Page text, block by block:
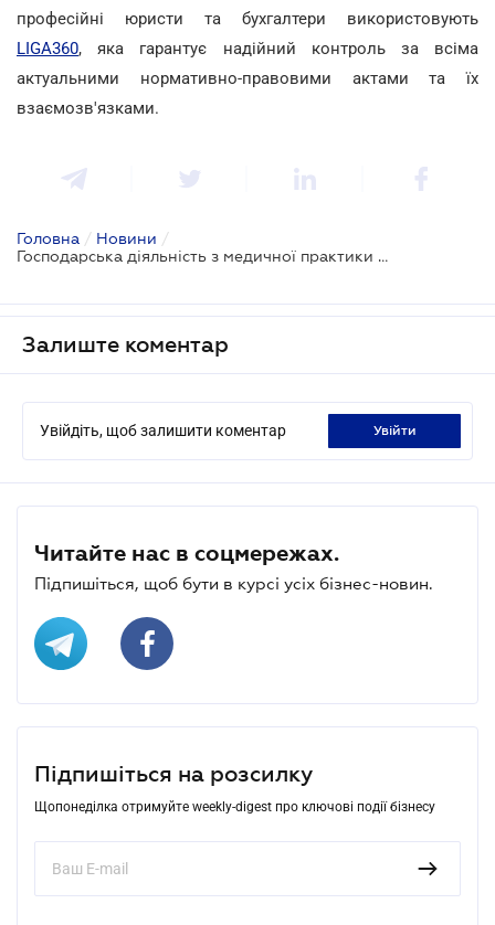
професійні юристи та бухгалтери використовують
LIGA360, яка гарантує надійний контроль за всіма
актуальними нормативно-правовими актами та їх
взаємозв'язками.
Головна / Новини /
Господарська діяльність з медичної практики отримала законодавче визначення
Залиште коментар
Увійдіть, щоб залишити коментар увійти
Читайте нас в соцмережах.
Підпишіться, щоб бути в курсі усіх бізнес-новин.
Підпишіться на розсилку
Щопонеділка отримуйте weekly-digest про ключові події бізнесу